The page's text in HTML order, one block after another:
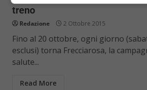
treno
Redazione 2 Ottobre 2015
Fino al 20 ottobre, ogni giorno
esclusi) torna Frecciarosa, la
salute...
Read More